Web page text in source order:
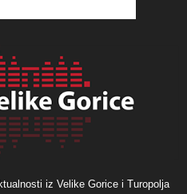
iz Velike Gorice i Turopolja